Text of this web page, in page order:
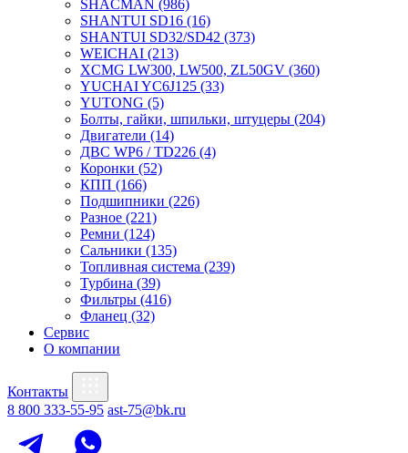
SHACMAN (986)
SHANTUI SD16 (16)
SHANTUI SD32/SD42 (373)
WEICHAI (213)
XCMG LW300, LW500, ZL50GV (360)
YUCHAI YC6J125 (33)
YUTONG (5)
Болты, гайки, шпильки, штуцеры (204)
Двигатели (14)
ДВС WP6 / TD226 (4)
Коронки (52)
КПП (166)
Подшипники (226)
Разное (221)
Ремни (124)
Сальники (135)
Топливная система (239)
Турбина (39)
Фильтры (416)
Фланец (32)
Сервис
О компании
Контакты
8 800 333-55-95 ast-75@bk.ru